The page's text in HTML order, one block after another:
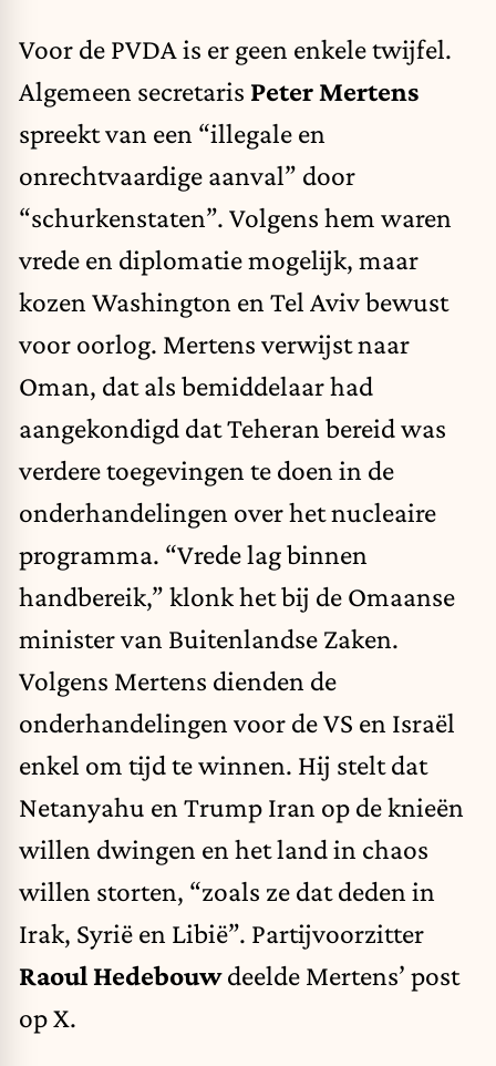
Voor de PVDA is er geen enkele twijfel.
Algemeen secretaris Peter Mertens
spreekt van een “illegale en
onrechtvaardige aanval” door
“schurkenstaten”. Volgens hem waren
vrede en diplomatie mogelijk, maar
kozen Washington en Tel Aviv bewust
voor oorlog. Mertens verwijst naar
Oman, dat als bemiddelaar had
aangekondigd dat Teheran bereid was
verdere toegevingen te doen in de
onderhandelingen over het nucleaire
programma. “Vrede lag binnen
handbereik,” klonk het bij de Omaanse
minister van Buitenlandse Zaken.
Volgens Mertens dienden de
onderhandelingen voor de VS en Israël
enkel om tijd te winnen. Hij stelt dat
Netanyahu en Trump Iran op de knieën
willen dwingen en het land in chaos
willen storten, “zoals ze dat deden in
Irak, Syrië en Libië”. Partijvoorzitter
Raoul Hedebouwdeelde Mertens’ post
op X.